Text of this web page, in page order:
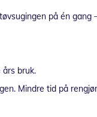
på én gang
bruk.
Mindre tid på